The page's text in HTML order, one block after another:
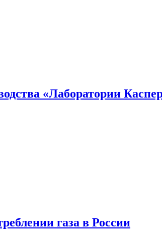
«Лаборатории
газа в России